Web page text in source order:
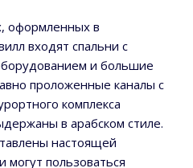
оформленных в
входят спальни с
и большие
проложенные каналы с
комплекса
в арабском стиле.
настоящей
могут пользоваться